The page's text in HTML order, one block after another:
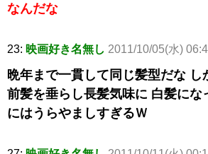
なんだな
23: 映画好き名無し 2011/10/05(水)
晩年まで一貫して同じ髪型だな し
前髪を垂らし長髪気味に 白髪に
にはうらやましすぎるＷ